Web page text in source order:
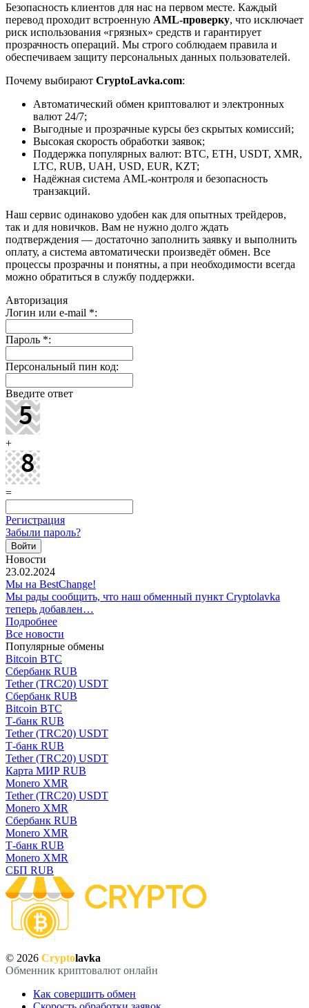
Безопасность клиентов для нас на первом месте. Каждый
перевод проходит встроенную AML-проверку, что исключает
риск использования «грязных» средств и гарантирует
прозрачность операций. Мы строго соблюдаем правила и
обеспечиваем защиту персональных данных пользователей.
Почему выбирают CryptoLavka.com:
Автоматический обмен криптовалют и электронных
валют 24/7;
Выгодные и прозрачные курсы без скрытых комиссий;
Высокая скорость обработки заявок;
Поддержка популярных валют: BTC, ETH, USDT, XMR,
LTC, RUB, UAH, USD, EUR, KZT;
Надёжная система AML-контроля и безопасность
транзакций.
Наш сервис одинаково удобен как для опытных трейдеров,
так и для новичков. Вам не нужно долго ждать
подтверждения — достаточно заполнить заявку и выполнить
оплату, а система автоматически произведёт обмен. Все
процессы прозрачны и понятны, а при необходимости всегда
можно обратиться в службу поддержки.
Авторизация
Логин или e-mail *:
Пароль *:
Персональный пин код:
Введите ответ
+
=
Регистрация
Забыли пароль?
Новости
23.02.2024
Мы на BestChange!
Мы рады сообщить, что наш обменный пункт Cryptolavka
теперь добавлен…
Подробнее
Все новости
Популярные обмены
Bitcoin BTC
Сбербанк RUB
Tether (TRC20) USDT
Сбербанк RUB
Bitcoin BTC
Т-банк RUB
Tether (TRC20) USDT
Т-банк RUB
Tether (TRC20) USDT
Карта МИР RUB
Monero XMR
Tether (TRC20) USDT
Monero XMR
Сбербанк RUB
Monero XMR
Т-банк RUB
Monero XMR
СБП RUB
© 2026 Cryptolavka
Обменник криптовалют онлайн
Как совершить обмен